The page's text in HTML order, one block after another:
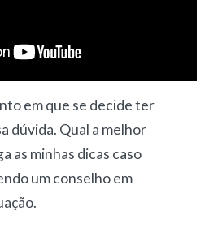
em que se decide ter
dúvida. Qual a melhor
as minhas dicas caso
um conselho em